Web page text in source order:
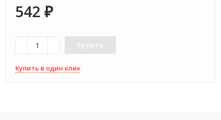
542 ₽
Купить
Купить в один клик